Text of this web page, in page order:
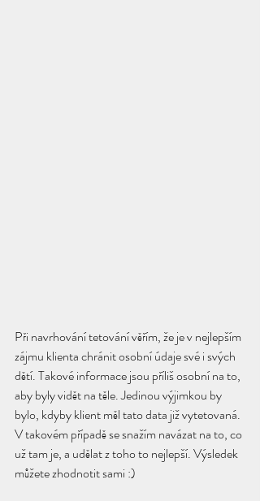
Při navrhování tetování věřím, že je v nejlepším
zájmu klienta chránit osobní údaje své i svých
dětí. Takové informace jsou příliš osobní na to,
aby byly vidět na těle. Jedinou výjimkou by
bylo, kdyby klient měl tato data již vytetovaná.
V takovém případě se snažím navázat na to, co
už tam je, a udělat z toho to nejlepší. Výsledek
můžete zhodnotit sami :)